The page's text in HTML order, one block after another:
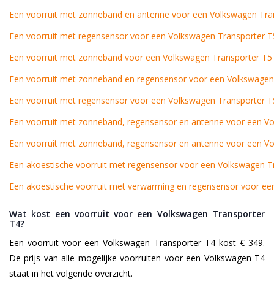
Een voorruit met zonneband en antenne voor een Volkswagen
Een voorruit met regensensor voor een Volkswagen Transporter
Een voorruit met zonneband voor een Volkswagen Transporter
Een voorruit met zonneband en regensensor voor een
Een voorruit met regensensor voor een Volkswagen Transporter
Een voorruit met zonneband, regensensor en antenne voor een
Een voorruit met zonneband, regensensor en antenne voor een
Een akoestische voorruit met regensensor voor een Volkswagen
Een akoestische voorruit met verwarming en regensensor voor
Wat kost een voorruit voor een Volkswagen Transporter
T4?
Een voorruit voor een Volkswagen Transporter T4 kost € 349.
De prijs van alle mogelijke voorruiten voor een Volkswagen T4
staat in het volgende overzicht.